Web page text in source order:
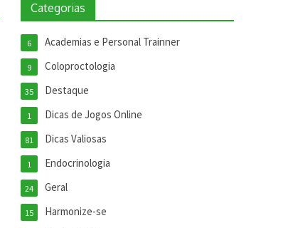
Categorias
Academias e Personal Trainner
6
Coloproctologia
9
Destaque
35
Dicas de Jogos Online
1
Dicas Valiosas
81
Endocrinologia
1
Geral
24
Harmonize-se
15